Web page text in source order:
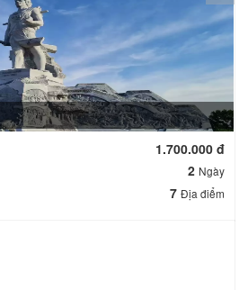
1.700.000 đ
2 Ngày
7 Địa điểm